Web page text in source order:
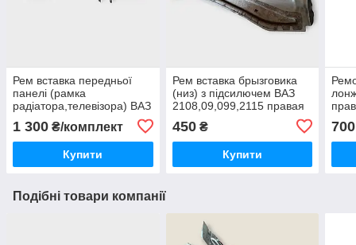
Рем вставка передньої
панелі (рамка
радіатора,телевізора) ВАЗ
2108,09,099,2115 ( 2 часті)
1 300 ₴/комплект
Купити
Рем вставка брызговика
(низ) з підсилючем ВАЗ
2108,09,099,2115 правая
450₴
Купити
700
Подібні товари компанії